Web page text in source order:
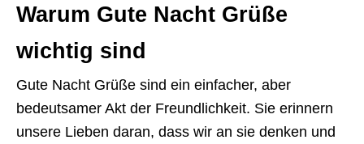
Warum Gute Nacht Grüße
wichtig sind
Gute Nacht Grüße sind ein einfacher, aber
bedeutsamer Akt der Freundlichkeit. Sie erinnern
unsere Lieben daran, dass wir an sie denken und